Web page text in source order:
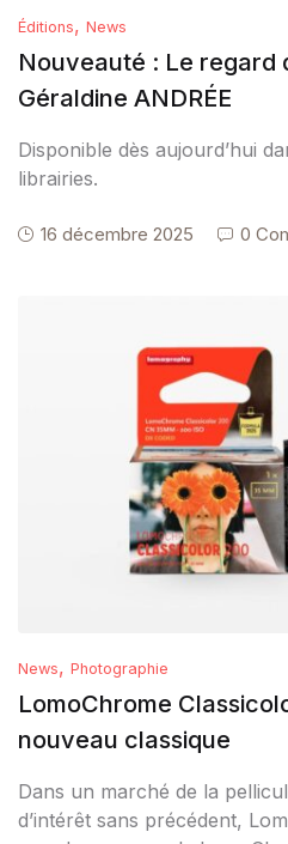
Éditions, News
Nouveauté : Le regard
Géraldine ANDRÉE
Disponible dès aujourd’hui
librairies.
16 décembre 2025 0
News, Photographie
LomoChrome
nouveau classique
Dans un marché de la
d’intérêt sans précédent,